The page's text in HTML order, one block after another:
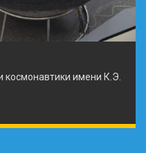
космонавтики имени К.Э.